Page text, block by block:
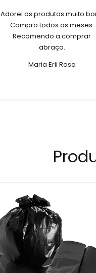
Adorei os produtos muito
Compro todos os meses.
Recomendo a comprar
abraço.
Maria Erli Rosa